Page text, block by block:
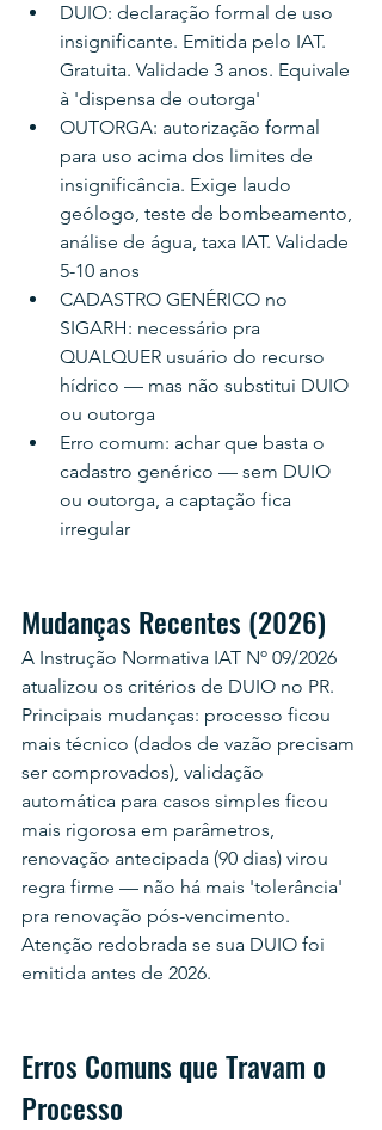
DUIO: declaração formal de uso
insignificante. Emitida pelo IAT.
Gratuita. Validade 3 anos. Equivale
à 'dispensa de outorga'
OUTORGA: autorização formal
para uso acima dos limites de
insignificância. Exige laudo
geólogo, teste de bombeamento,
análise de água, taxa IAT. Validade
5-10 anos
CADASTRO GENÉRICO no
SIGARH: necessário pra
QUALQUER usuário do recurso
hídrico — mas não substitui DUIO
ou outorga
Erro comum: achar que basta o
cadastro genérico — sem DUIO
ou outorga, a captação fica
irregular
Mudanças Recentes (2026)
A Instrução Normativa IAT Nº 09/2026
atualizou os critérios de DUIO no PR.
Principais mudanças: processo ficou
mais técnico (dados de vazão precisam
ser comprovados), validação
automática para casos simples ficou
mais rigorosa em parâmetros,
renovação antecipada (90 dias) virou
regra firme — não há mais 'tolerância'
pra renovação pós-vencimento.
Atenção redobrada se sua DUIO foi
emitida antes de 2026.
Erros Comuns que Travam o
Processo